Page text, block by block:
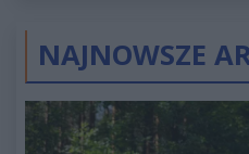
NAJNOWSZE